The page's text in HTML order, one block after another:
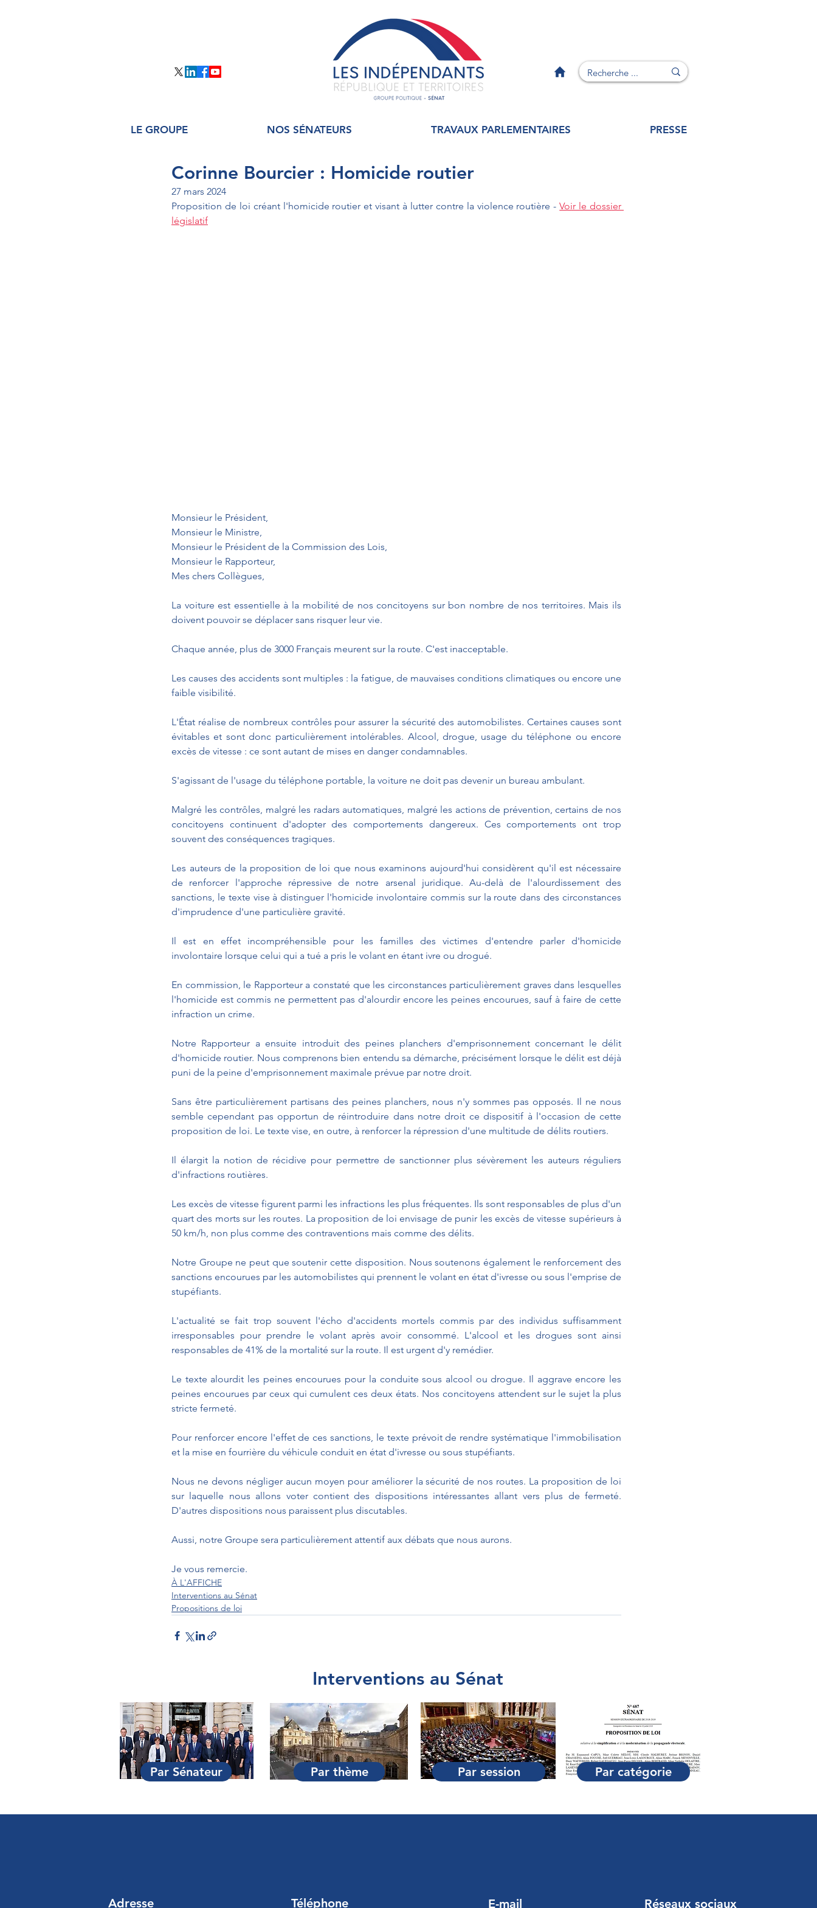
LE GROUPE NOS SÉNATEURS TRAVAUX PARLEMENTAIRES PRESSE
Corinne Bourcier : Homicide routier
27 mars 2024
Proposition de loi créant l'homicide routier et visant à lutter contre la violence routière - Voir le dossier
législatif
Monsieur le Président,
Monsieur le Ministre,
Monsieur le Président de la Commission des Lois,
Monsieur le Rapporteur,
Mes chers Collègues,
La voiture est essentielle à la mobilité de nos concitoyens sur bon nombre de nos territoires. Mais ils
doivent pouvoir se déplacer sans risquer leur vie.
Chaque année, plus de 3000 Français meurent sur la route. C'est inacceptable.
Les causes des accidents sont multiples : la fatigue, de mauvaises conditions climatiques ou encore une
faible visibilité.
L'État réalise de nombreux contrôles pour assurer la sécurité des automobilistes. Certaines causes sont
évitables et sont donc particulièrement intolérables. Alcool, drogue, usage du téléphone ou encore
excès de vitesse : ce sont autant de mises en danger condamnables.
S'agissant de l'usage du téléphone portable, la voiture ne doit pas devenir un bureau ambulant.
Malgré les contrôles, malgré les radars automatiques, malgré les actions de prévention, certains de nos
concitoyens continuent d'adopter des comportements dangereux. Ces comportements ont trop
souvent des conséquences tragiques.
Les auteurs de la proposition de loi que nous examinons aujourd'hui considèrent qu'il est nécessaire
de renforcer l'approche répressive de notre arsenal juridique. Au-delà de l'alourdissement des
sanctions, le texte vise à distinguer l'homicide involontaire commis sur la route dans des circonstances
d'imprudence d'une particulière gravité.
Il est en effet incompréhensible pour les familles des victimes d'entendre parler d'homicide
involontaire lorsque celui qui a tué a pris le volant en étant ivre ou drogué.
En commission, le Rapporteur a constaté que les circonstances particulièrement graves dans lesquelles
l'homicide est commis ne permettent pas d'alourdir encore les peines encourues, sauf à faire de cette
infraction un crime.
Notre Rapporteur a ensuite introduit des peines planchers d'emprisonnement concernant le délit
d'homicide routier. Nous comprenons bien entendu sa démarche, précisément lorsque le délit est déjà
puni de la peine d'emprisonnement maximale prévue par notre droit.
Sans être particulièrement partisans des peines planchers, nous n'y sommes pas opposés. Il ne nous
semble cependant pas opportun de réintroduire dans notre droit ce dispositif à l'occasion de cette
proposition de loi. Le texte vise, en outre, à renforcer la répression d'une multitude de délits routiers.
Il élargit la notion de récidive pour permettre de sanctionner plus sévèrement les auteurs réguliers
d'infractions routières.
Les excès de vitesse figurent parmi les infractions les plus fréquentes. Ils sont responsables de plus d'un
quart des morts sur les routes. La proposition de loi envisage de punir les excès de vitesse supérieurs à
50 km/h, non plus comme des contraventions mais comme des délits.
Notre Groupe ne peut que soutenir cette disposition. Nous soutenons également le renforcement des
sanctions encourues par les automobilistes qui prennent le volant en état d'ivresse ou sous l'emprise de
stupéfiants.
L'actualité se fait trop souvent l'écho d'accidents mortels commis par des individus suffisamment
irresponsables pour prendre le volant après avoir consommé. L'alcool et les drogues sont ainsi
responsables de 41% de la mortalité sur la route. Il est urgent d'y remédier.
Le texte alourdit les peines encourues pour la conduite sous alcool ou drogue. Il aggrave encore les
peines encourues par ceux qui cumulent ces deux états. Nos concitoyens attendent sur le sujet la plus
stricte fermeté.
Pour renforcer encore l'effet de ces sanctions, le texte prévoit de rendre systématique l'immobilisation
et la mise en fourrière du véhicule conduit en état d'ivresse ou sous stupéfiants.
Nous ne devons négliger aucun moyen pour améliorer la sécurité de nos routes. La proposition de loi
sur laquelle nous allons voter contient des dispositions intéressantes allant vers plus de fermeté.
D'autres dispositions nous paraissent plus discutables.
Aussi, notre Groupe sera particulièrement attentif aux débats que nous aurons.
Je vous remercie.
À L'AFFICHE
Interventions au Sénat
Propositions de loi
Interventions au Sénat
Par Sénateur Par thème Par session Par catégorie
Adresse Téléphone E-mail Réseaux sociaux